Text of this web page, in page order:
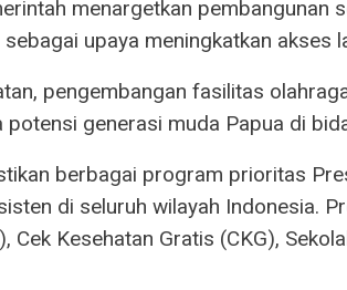
menargetkan pembangunan
upaya meningkatkan akses
pengembangan fasilitas
potensi generasi muda Papua di
berbagai program prioritas
di seluruh wilayah Indonesia.
Cek Kesehatan Gratis (CKG),